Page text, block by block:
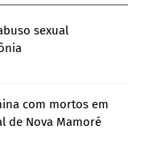
sexual
com mortos em
de Nova Mamoré